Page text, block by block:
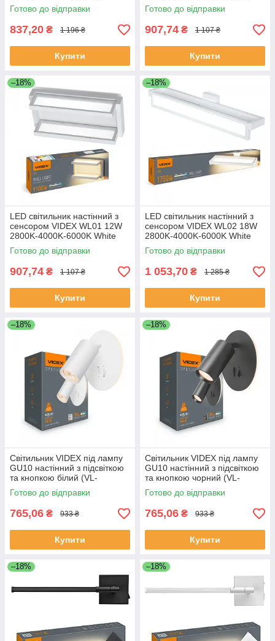
Готово до відправки
837,20 ₴ 1 196 ₴
Купити
Готово до відправки
907,74 ₴ 1 107 ₴
Купити
–18%
LED світильник настінний з
сенсором VIDEX WL01 12W
2800K-4000K-6000K White
Готово до відправки
907,74 ₴ 1 107 ₴
Купити
–18%
LED світильник настінний з
сенсором VIDEX WL02 18W
2800K-4000K-6000K White
Готово до відправки
1 053,70 ₴ 1 285 ₴
Купити
–18%
Світильник VIDEX під лампу
GU10 настінний з підсвіткою
та кнопкою білий (VL-
SPF24E-W)
Готово до відправки
765,06 ₴ 933 ₴
Купити
–18%
Світильник VIDEX під лампу
GU10 настінний з підсвіткою
та кнопкою чорний (VL-
SPF24E-B)
Готово до відправки
765,06 ₴ 933 ₴
Купити
–18% –18%